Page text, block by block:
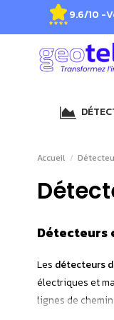
9.6/10 -
Accueil
Détecteurs
Les détecteurs
électriques et
lignes de